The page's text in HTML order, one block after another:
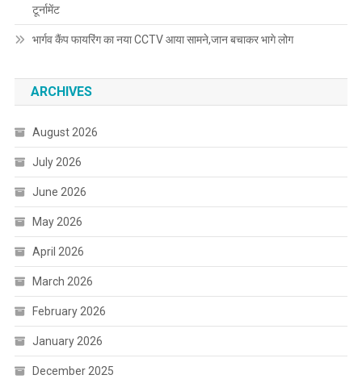
टूर्नामेंट
भार्गव कैंप फायरिंग का नया CCTV आया सामने,जान बचाकर भागे लोग
ARCHIVES
August 2026
July 2026
June 2026
May 2026
April 2026
March 2026
February 2026
January 2026
December 2025